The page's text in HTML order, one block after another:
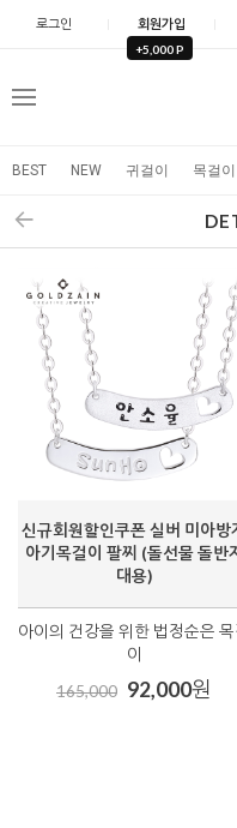
로그인 회원가입
+5,000 P
메
BEST NEW 귀걸이 목걸이
신규회원할인쿠폰 실버 미아방
아기목걸이 팔찌 (돌선물 돌반
대용)
아이의 건강을 위한 법정순은 목
이
165,000 92,000원